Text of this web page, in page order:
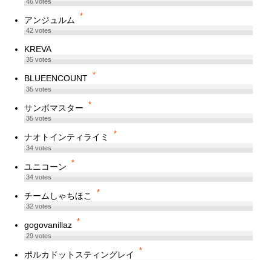
アンジュルム *
42votes
KREVA
35votes
BLUEENCOUNT *
35votes
サンボマスター *
35votes
ナオトインティライミ *
34votes
ユニコーン *
34votes
チームしゃちほこ *
32votes
gogovanillaz *
29votes
ポルカドットスティングレイ *